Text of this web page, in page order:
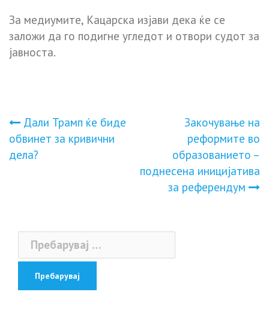
За медиумите, Кацарска изјави дека ќе се
заложи да го подигне угледот и отвори судот за
јавноста.
Навигација
на
Дали Трамп ќе биде
обвинет за кривични
дела?
Закочување на
реформите во
образованието –
поднесена иницијатива
за референдум
Пребарувај
за: